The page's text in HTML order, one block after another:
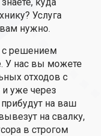
Услуга
нужно.
с решением
У нас вы можете
отходов с
и уже через
на ваш
на свалку,
в строгом